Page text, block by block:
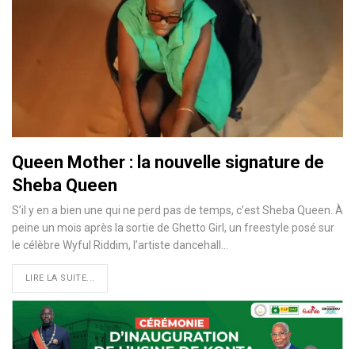
Queen Mother : la nouvelle signature de
Sheba Queen
S’il y en a bien une qui ne perd pas de temps, c’est Sheba Queen. À
peine un mois après la sortie de Ghetto Girl, un freestyle posé sur
le célèbre Wyful Riddim, l’artiste dancehall…
LIRE LA SUITE...